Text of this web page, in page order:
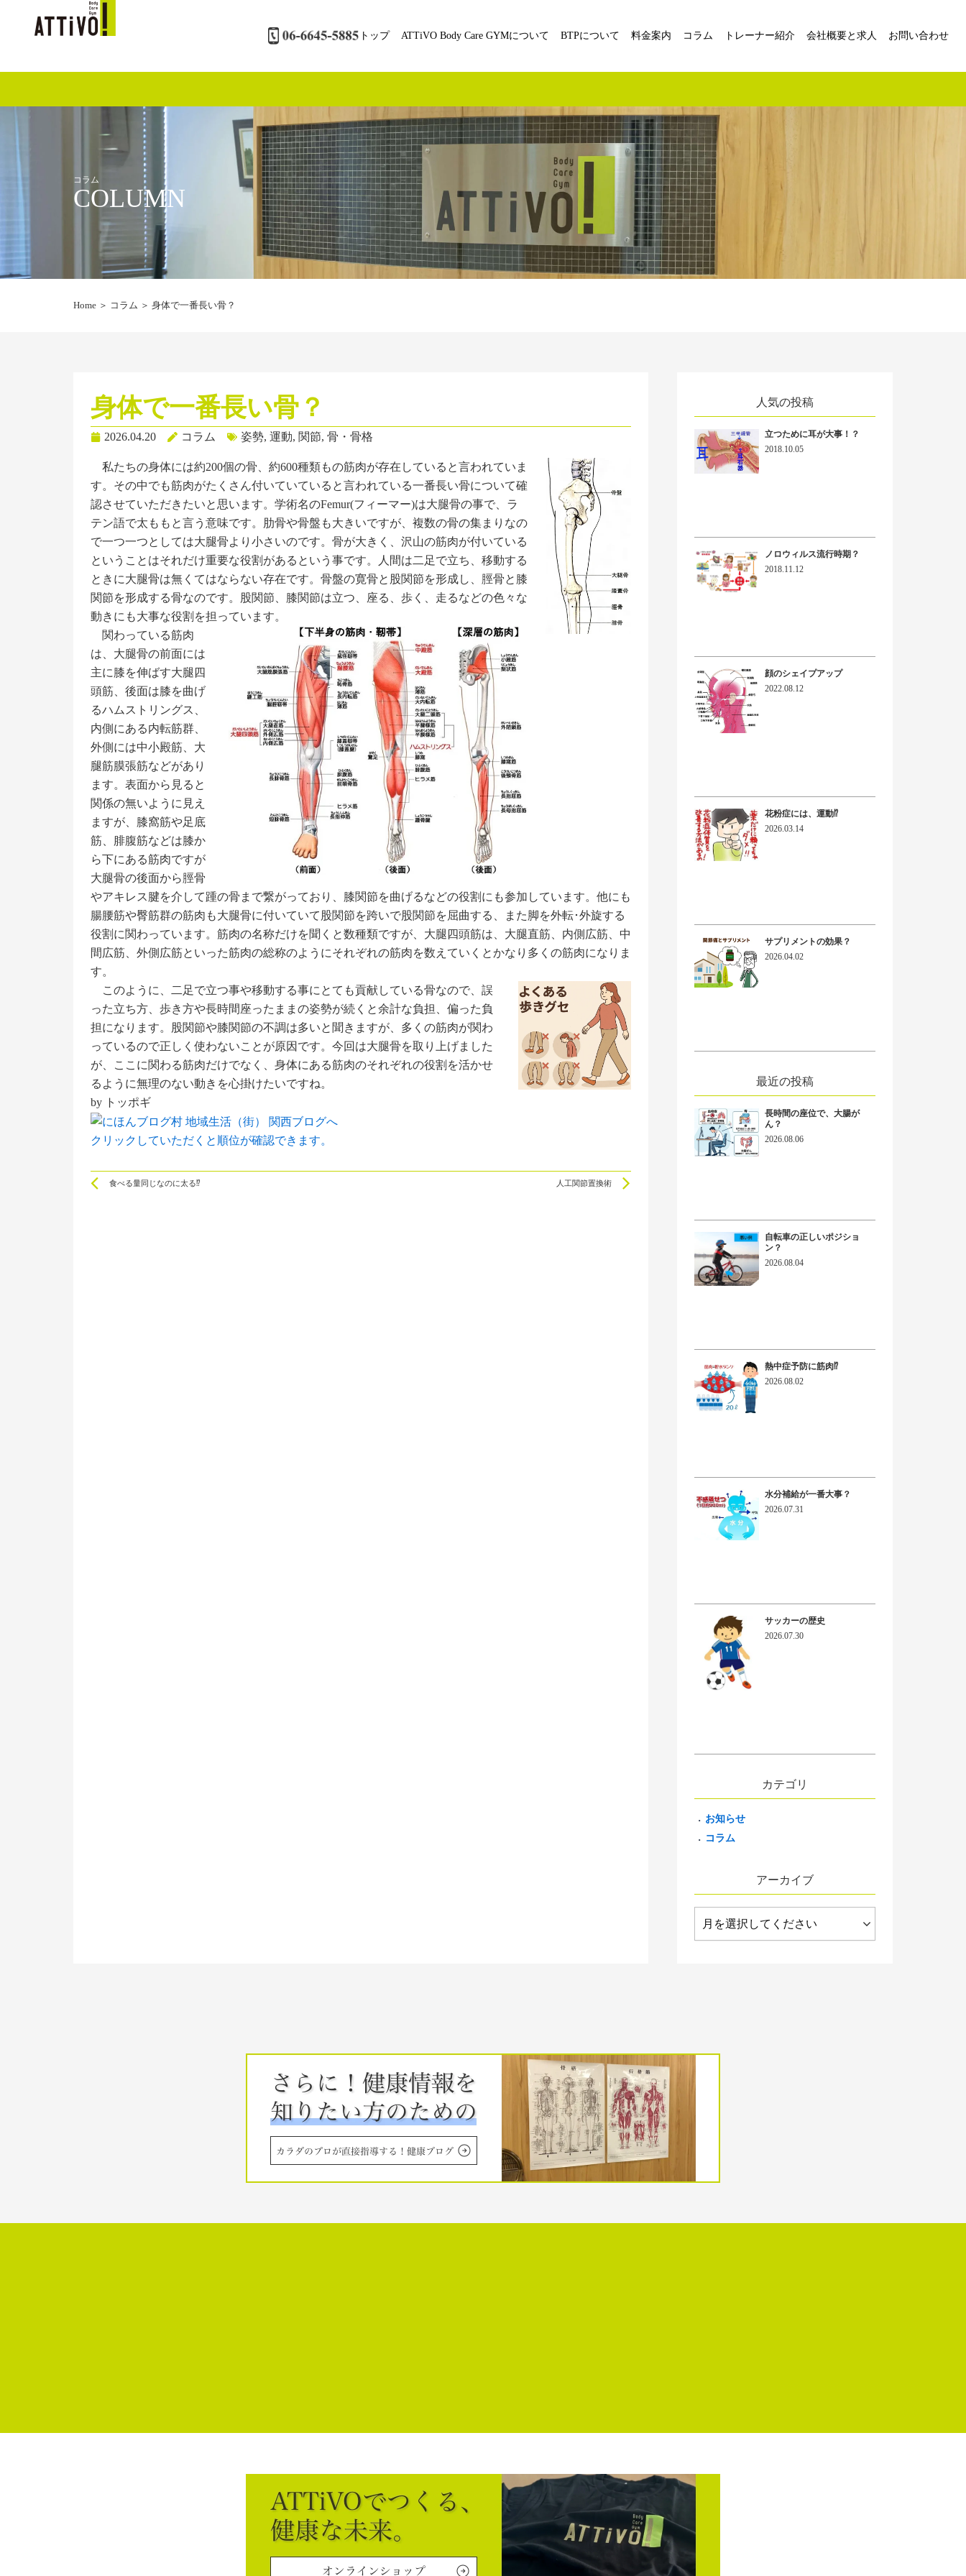
トップ ATTiVO Body Care GYMについて BTPについて 料金案内 コラム トレーナー紹介 会社概要と求人 お問い合わせ
コラム
COLUMN
Home ＞ コラム ＞ 身体で一番長い骨？
身体で一番長い骨？
2026.04.20 コラム 姿勢, 運動, 関節, 骨・骨格
私たちの身体には約200個の骨、約600種類もの筋肉が存在していると言われていま
す。その中でも筋肉がたくさん付いていていると言われている一番長い骨について確
認させていただきたいと思います。学術名のFemur(フィーマー)は大腿骨の事で、ラ
テン語で太ももと言う意味です。肋骨や骨盤も大きいですが、複数の骨の集まりなの
で一つ一つとしては大腿骨より小さいのです。骨が大きく、沢山の筋肉が付いている
ということはそれだけ重要な役割があるという事です。人間は二足で立ち、移動する
ときに大腿骨は無くてはならない存在です。骨盤の寛骨と股関節を形成し、脛骨と膝
関節を形成する骨なのです。股関節、膝関節は立つ、座る、歩く、走るなどの色々な
動きにも大事な役割を担っています。
関わっている筋肉
は、大腿骨の前面には
主に膝を伸ばす大腿四
頭筋、後面は膝を曲げ
るハムストリングス、
内側にある内転筋群、
外側には中小殿筋、大
腿筋膜張筋などがあり
ます。表面から見ると
関係の無いように見え
ますが、膝窩筋や足底
筋、腓腹筋などは膝か
ら下にある筋肉ですが
大腿骨の後面から脛骨
やアキレス腱を介して踵の骨まで繋がっており、膝関節を曲げるなどの役割にも参加しています。他にも
腸腰筋や臀筋群の筋肉も大腿骨に付いていて股関節を跨いで股関節を屈曲する、また脚を外転･外旋する
役割に関わっています。筋肉の名称だけを聞くと数種類ですが、大腿四頭筋は、大腿直筋、内側広筋、中
間広筋、外側広筋といった筋肉の総称のようにそれぞれの筋肉を数えていくとかなり多くの筋肉になりま
す。
このように、二足で立つ事や移動する事にとても貢献している骨なので、誤
った立ち方、歩き方や長時間座ったままの姿勢が続くと余計な負担、偏った負
担になります。股関節や膝関節の不調は多いと聞きますが、多くの筋肉が関わ
っているので正しく使わないことが原因です。今回は大腿骨を取り上げました
が、ここに関わる筋肉だけでなく、身体にある筋肉のそれぞれの役割を活かせ
るように無理のない動きを心掛けたいですね。
by トッポギ
クリックしていただくと順位が確認できます。
Prev
食べる量同じなのに太る⁉ 人工関節置換術
人気の投稿
立つために耳が大事！？
2018.10.05
ノロウィルス流行時期？
2018.11.12
顔のシェイプアップ
2022.08.12
花粉症には、運動⁉
2026.03.14
サプリメントの効果？
2026.04.02
最近の投稿
長時間の座位で、大腸が
ん？
2026.08.06
自転車の正しいポジショ
ン？
2026.08.04
熱中症予防に筋肉⁉
2026.08.02
水分補給が一番大事？
2026.07.31
サッカーの歴史
2026.07.30
カテゴリ
お知らせ
コラム
アーカイブ